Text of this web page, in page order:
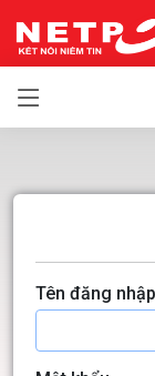
Tên đăng nhập